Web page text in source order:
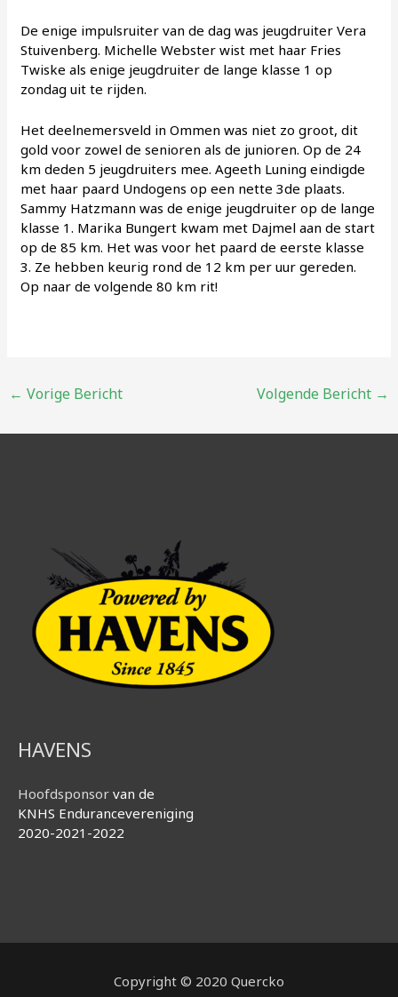
De enige impulsruiter van de dag was jeugdruiter Vera
Stuivenberg. Michelle Webster wist met haar Fries
Twiske als enige jeugdruiter de lange klasse 1 op
zondag uit te rijden.
Het deelnemersveld in Ommen was niet zo groot, dit
gold voor zowel de senioren als de junioren. Op de 24
km deden 5 jeugdruiters mee. Ageeth Luning eindigde
met haar paard Undogens op een nette 3de plaats.
Sammy Hatzmann was de enige jeugdruiter op de lange
klasse 1. Marika Bungert kwam met Dajmel aan de start
op de 85 km. Het was voor het paard de eerste klasse
3. Ze hebben keurig rond de 12 km per uur gereden.
Op naar de volgende 80 km rit!
Bericht
navigatie
← Vorige Bericht Volgende Bericht →
HAVENS
Hoofdsponsor van de
KNHS Endurancevereniging
2020-2021-2022
Copyright © 2020 Quercko